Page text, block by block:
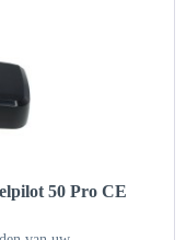
50 Pro CE